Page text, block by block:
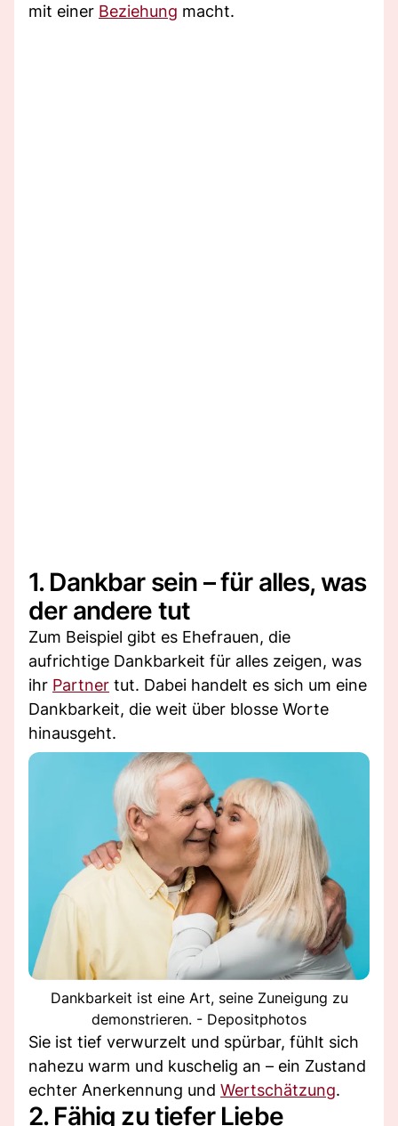
mit einer Beziehung macht.
1. Dankbar sein – für alles, was
der andere tut
Zum Beispiel gibt es Ehefrauen, die
aufrichtige Dankbarkeit für alles zeigen, was
ihr Partner tut. Dabei handelt es sich um eine
Dankbarkeit, die weit über blosse Worte
hinausgeht.
Dankbarkeit ist eine Art, seine Zuneigung zu
demonstrieren. - Depositphotos
Sie ist tief verwurzelt und spürbar, fühlt sich
nahezu warm und kuschelig an – ein Zustand
echter Anerkennung und Wertschätzung.
2. Fähig zu tiefer Liebe